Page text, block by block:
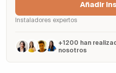
Añadir
Instaladores expertos
+1200 han
nosotros